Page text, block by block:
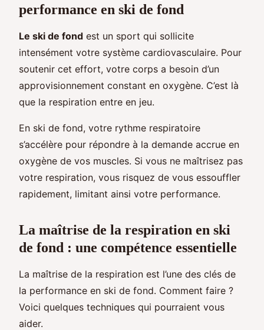
performance en ski de fond
Le ski de fond est un sport qui sollicite
intensément votre système cardiovasculaire. Pour
soutenir cet effort, votre corps a besoin d’un
approvisionnement constant en oxygène. C’est là
que la respiration entre en jeu.
En ski de fond, votre rythme respiratoire
s’accélère pour répondre à la demande accrue en
oxygène de vos muscles. Si vous ne maîtrisez pas
votre respiration, vous risquez de vous essouffler
rapidement, limitant ainsi votre performance.
La maîtrise de la respiration en ski
de fond : une compétence essentielle
La maîtrise de la respiration est l’une des clés de
la performance en ski de fond. Comment faire ?
Voici quelques techniques qui pourraient vous
aider.